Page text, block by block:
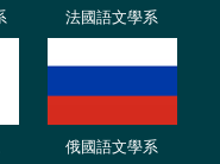
法國語文學系
俄國語文學系